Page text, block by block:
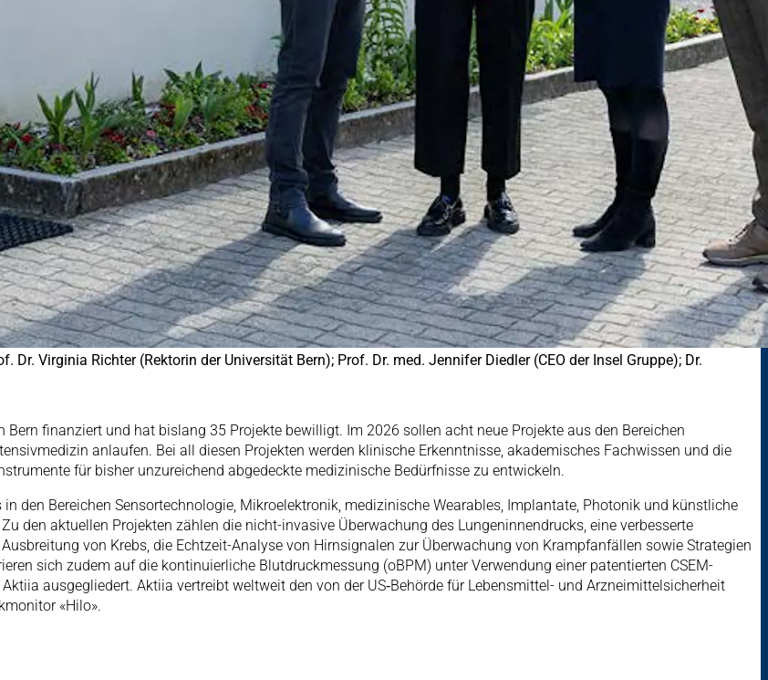
Virginia Richter (Rektorin der Universität Bern); Prof. Dr. med. Jennifer Diedler (CEO der Insel Gruppe); Dr.
finanziert und hat bislang 35 Projekte bewilligt. Im 2026 sollen acht neue Projekte aus den Bereichen
anlaufen. Bei all diesen Projekten werden klinische Erkenntnisse, akademisches Fachwissen und die
für bisher unzureichend abgedeckte medizinische Bedürfnisse zu entwickeln.
den Bereichen Sensortechnologie, Mikroelektronik, medizinische Wearables, Implantate, Photonik und künstliche
den aktuellen Projekten zählen die nicht-invasive Überwachung des Lungeninnendrucks, eine verbesserte
von Krebs, die Echtzeit-Analyse von Hirnsignalen zur Überwachung von Krampfanfällen sowie Strategien
sich zudem auf die kontinuierliche Blutdruckmessung (oBPM) unter Verwendung einer patentierten CSEM-
ausgegliedert. Aktiia vertreibt weltweit den von der US‑Behörde für Lebensmittel- und Arzneimittelsicherheit
«Hilo».